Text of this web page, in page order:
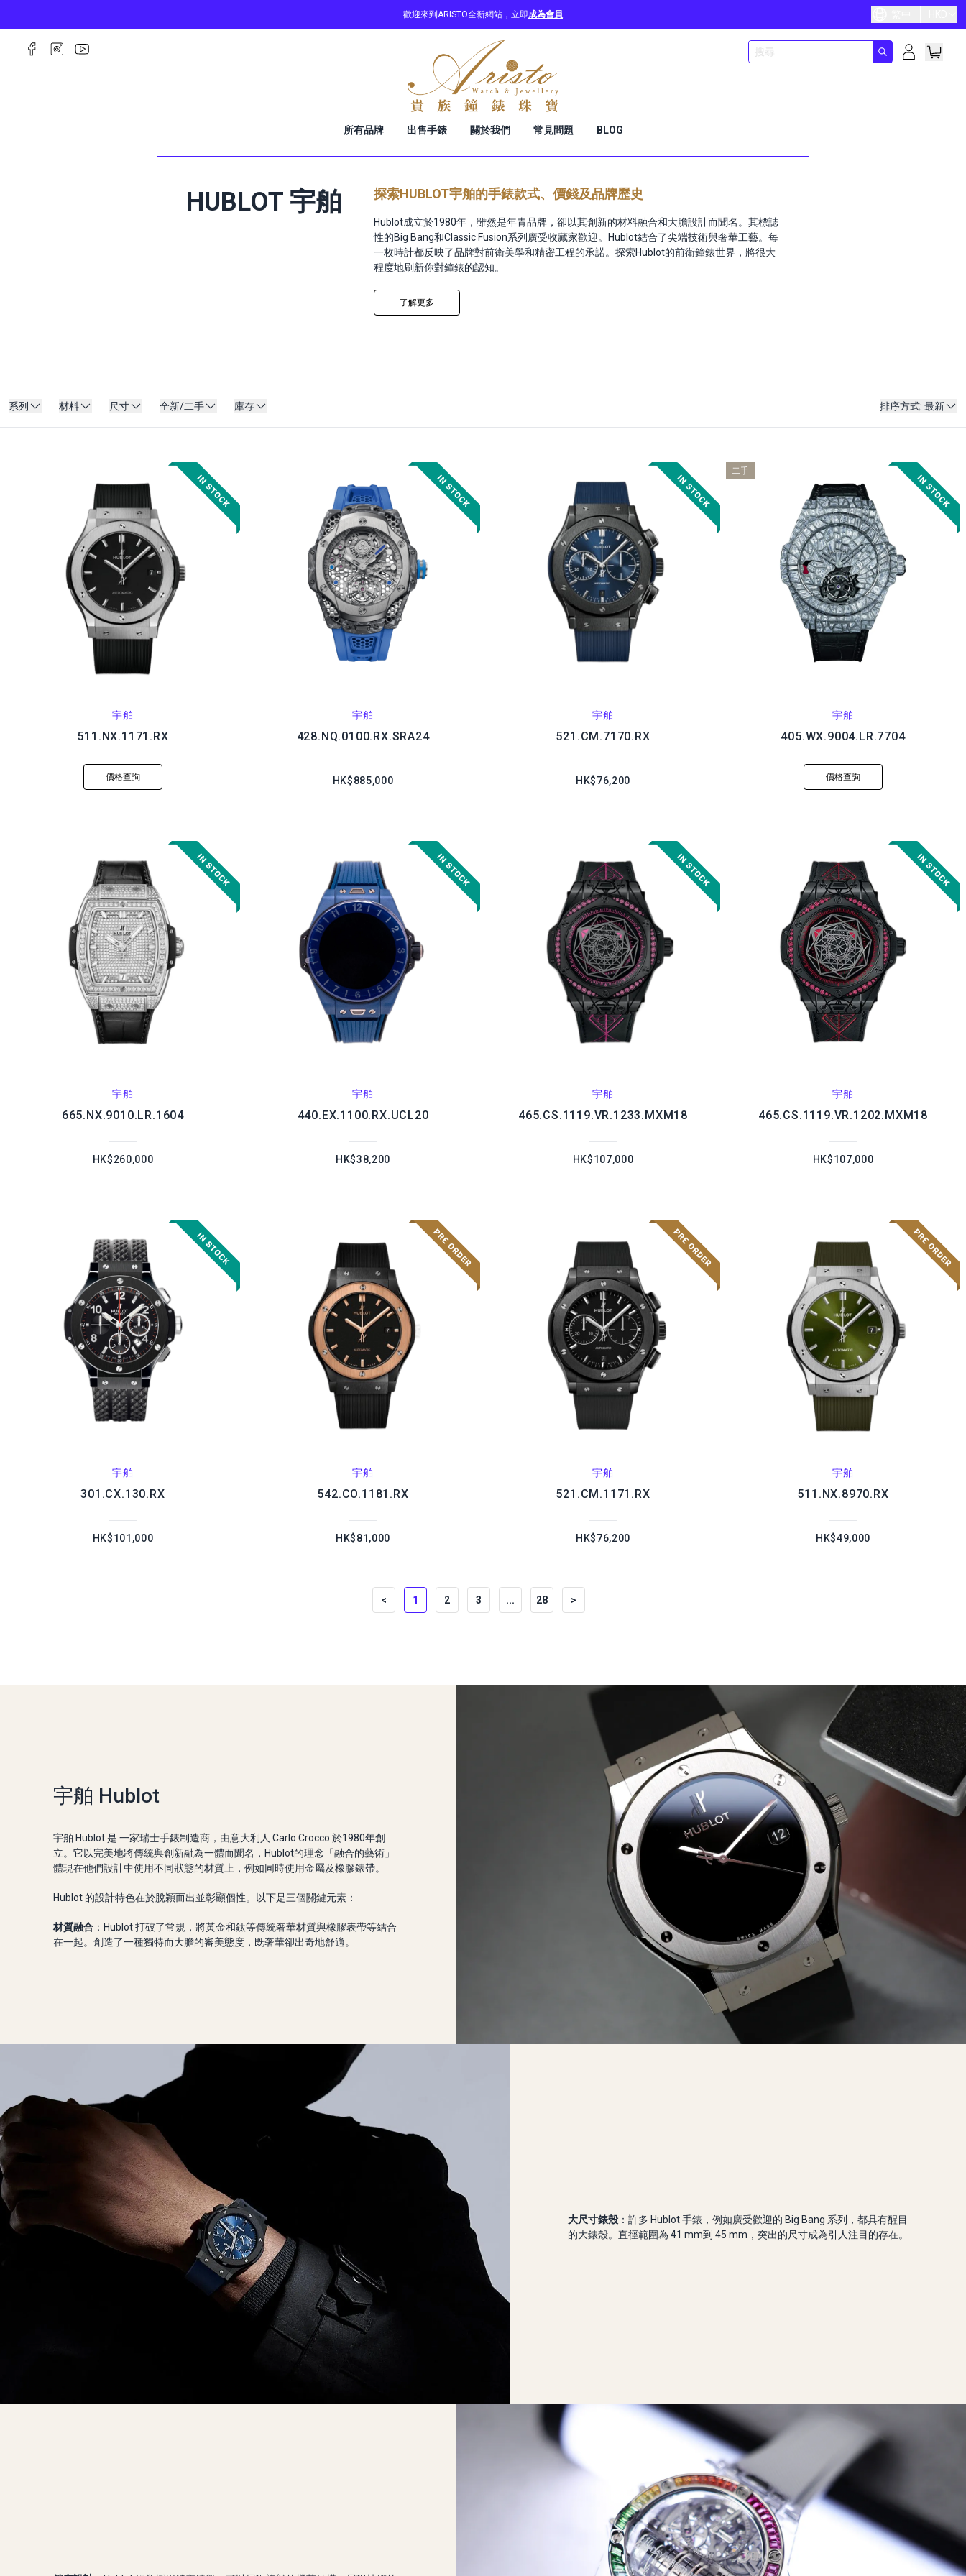
歡迎來到ARISTO全新網站，立即成為會員
所有品牌 出售手錶 關於我們 常見問題 BLOG
HUBLOT 宇舶 探索HUBLOT宇舶的手錶款式、價錢及品牌歷史
Hublot成立於1980年，雖然是年青品牌，卻以其創新的材料融合和大膽設計而聞名。其標誌
性的Big Bang和Classic Fusion系列廣受收藏家歡迎。Hublot結合了尖端技術與奢華工藝。每
一枚時計都反映了品牌對前衛美學和精密工程的承諾。探索Hublot的前衛鐘錶世界，將很大
程度地刷新你對鐘錶的認知。
了解更多
系列 材料 尺寸 全新/二手 庫存 排序方式: 最新
宇舶
511.NX.1171.RX
價格查詢
宇舶
428.NQ.0100.RX.SRA24
HK$885,000
宇舶
521.CM.7170.RX
HK$76,200
二手
宇舶
405.WX.9004.LR.7704
價格查詢
宇舶
665.NX.9010.LR.1604
HK$260,000
宇舶
440.EX.1100.RX.UCL20
HK$38,200
宇舶
465.CS.1119.VR.1233.MXM18
HK$107,000
宇舶
465.CS.1119.VR.1202.MXM18
HK$107,000
宇舶
301.CX.130.RX
HK$101,000
宇舶
542.CO.1181.RX
HK$81,000
宇舶
521.CM.1171.RX
HK$76,200
宇舶
511.NX.8970.RX
HK$49,000
< 1 2 3 ... 28 >
宇舶 Hublot
宇舶 Hublot 是 一家瑞士手錶制造商，由意大利人 Carlo Crocco 於1980年創
立。它以完美地將傳統與創新融為一體而聞名，Hublot的理念「融合的藝術」
體現在他們設計中使用不同狀態的材質上，例如同時使用金屬及橡膠錶帶。
Hublot 的設計特色在於脫穎而出並彰顯個性。以下是三個關鍵元素：
材質融合 ：Hublot 打破了常規，將黃金和鈦等傳統奢華材質與橡膠表帶等結合
在一起。創造了一種獨特而大膽的審美態度，既奢華卻出奇地舒適。
大尺寸錶殼 ：許多 Hublot 手錶，例如廣受歡迎的 Big Bang 系列，都具有醒目
的大錶殼。直徑範圍為 41 mm到 45 mm，突出的尺寸成為引人注目的存在。